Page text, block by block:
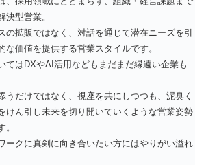
決型営業。
の拡販ではなく、対話を通じて潜在ニーズを引
な価値を提供する営業スタイルです。
てはDXやAI活用などもまだまだ縁遠い企業も
うだけではなく、視座を共にしつつも、泥臭く
けん引し未来を切り開いていくような営業姿勢
。
ークに真剣に向き合いたい方にはやりがい溢れ